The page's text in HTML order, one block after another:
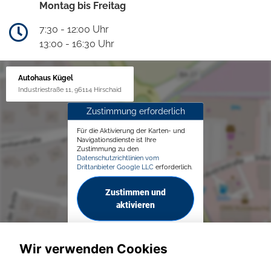
Montag bis Freitag
7:30 - 12:00 Uhr
13:00 - 16:30 Uhr
Autohaus Kügel
Industriestraße 11, 96114 Hirschaid
Zustimmung erforderlich
Für die Aktivierung der Karten- und
Navigationsdienste ist Ihre
Zustimmung zu den
Datenschutzrichtlinien vom
Drittanbieter Google LLC erforderlich.
Zustimmen und
aktivieren
Wir verwenden Cookies